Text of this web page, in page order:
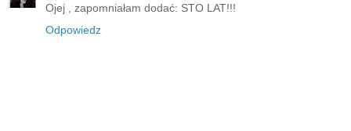
Ojej , zapomniałam dodać: STO LAT!!!
Odpowiedz